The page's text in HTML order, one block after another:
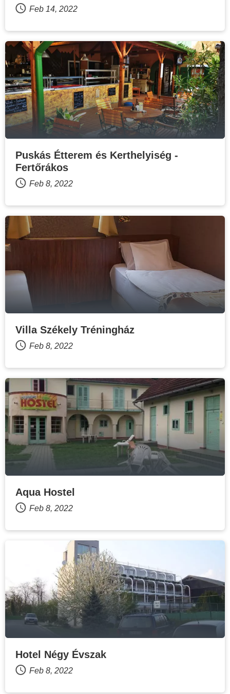
Feb 14, 2022
Puskás Étterem és Kerthelyiség -
Fertőrákos
Feb 8, 2022
Villa Székely Tréningház
Feb 8, 2022
Aqua Hostel
Feb 8, 2022
Hotel Négy Évszak
Feb 8, 2022